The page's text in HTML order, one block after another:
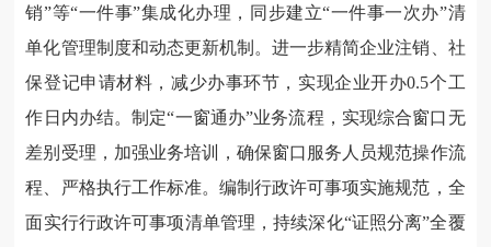
销”等“一件事”集成化办理，同步建立“一件事一次办”清
单化管理制度和动态更新机制。进一步精简企业注销、社
保登记申请材料，减少办事环节，实现企业开办0.5个工
作日内办结。制定“一窗通办”业务流程，实现综合窗口无
差别受理，加强业务培训，确保窗口服务人员规范操作流
程、严格执行工作标准。编制行政许可事项实施规范，全
面实行行政许可事项清单管理，持续深化“证照分离”全覆